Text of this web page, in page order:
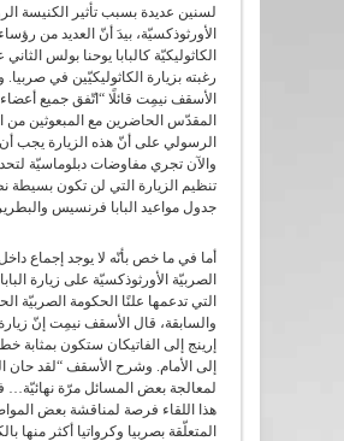
لسنين عديدة بسبب تأثير الكنيسة
الأورثوذكسيّة، بيدَ أنّ العديد من
الكاثوليكيّة كالبابا يوحنا بولس
رغبته بزيارة الكاثوليكيّين في
الأسقف نيمِت قائلًا “اتّفق جميع
المقدّس الحاضرين مع المبعوثين
الرسولي على أنّ هذه الزيارة يجب
والآن تجري مفاوضات دبلوماسيّة
تنظيم الزيارة التي لن تكون بسيطة
جدول مواعيد البابا فرنسيس
أما في ما خص بأنّه لا يوجد إجماع
الصربيّة الأورثوذكسيّة على زيارة
التي تدعمها علنًا الحكومة الصربيّة
والسابقة، قال الأسقف نيمِت إنّ
إرينج إلى الفاتيكان ستكون بمثابة
إلى الأمام. وشرح الأسقف “لقد حان
لمعالجة بعض المسائل مرّة
هذا اللقاء فرصة لمناقشة بعض
المتعلّقة بصربيا وكرواتيا أكثر منها